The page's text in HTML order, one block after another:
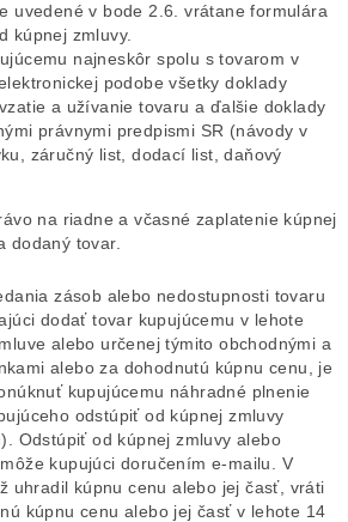
uvedené v bode 2.6. vrátane formulára
kúpnej zmluvy.
najneskôr spolu s tovarom v
podobe všetky doklady
a užívanie tovaru a ďalšie doklady
právnymi predpismi SR (návody v
záručný list, dodací list, daňový
na riadne a včasné zaplatenie kúpnej
dodaný tovar.
zásob alebo nedostupnosti tovaru
dodať tovar kupujúcemu v lehote
alebo určenej týmito obchodnými a
alebo za dohodnutú kúpnu cenu, je
kupujúcemu náhradné plnenie
odstúpiť od kúpnej zmluvy
Odstúpiť od kúpnej zmluvy alebo
kupujúci doručením e-mailu. V
uhradil kúpnu cenu alebo jej časť, vráti
kúpnu cenu alebo jej časť v lehote 14